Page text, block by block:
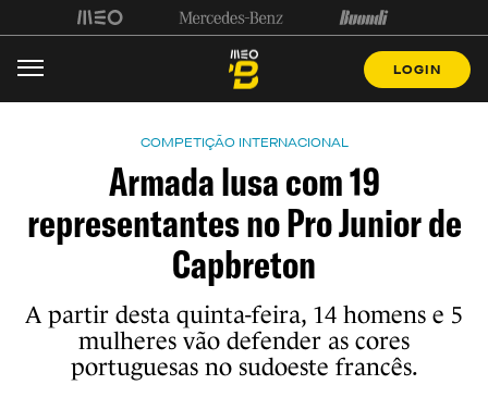
LOGIN
COMPETIÇÃO INTERNACIONAL
Armada lusa com 19
representantes no Pro Junior de
Capbreton
A partir desta quinta-feira, 14 homens e 5
mulheres vão defender as cores
portuguesas no sudoeste francês.